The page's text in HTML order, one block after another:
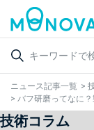
ニュース記事一覧 >
> バフ研磨ってなに
技術コラム